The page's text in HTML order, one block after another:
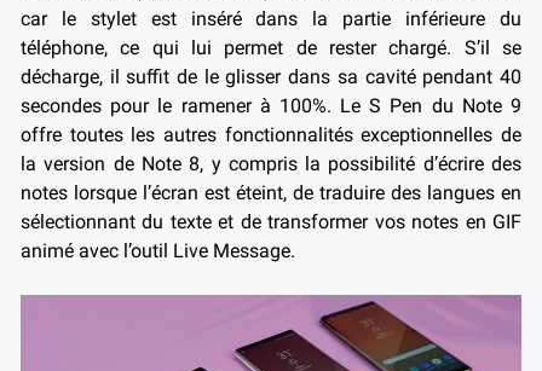
car le stylet est inséré dans la partie inférieure du
téléphone, ce qui lui permet de rester chargé. S’il se
décharge, il suffit de le glisser dans sa cavité pendant 40
secondes pour le ramener à 100%. Le S Pen du Note 9
offre toutes les autres fonctionnalités exceptionnelles de
la version de Note 8, y compris la possibilité d’écrire des
notes lorsque l’écran est éteint, de traduire des langues en
sélectionnant du texte et de transformer vos notes en GIF
animé avec l’outil Live Message.